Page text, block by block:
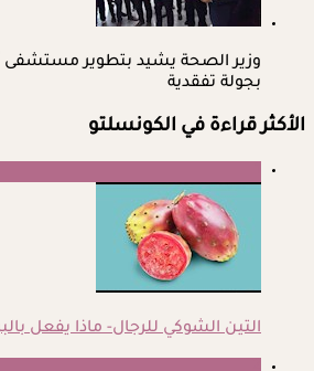
وزير الصحة يشيد بتطوير مستشفى
بجولة تفقدية
الأكثر قراءة في الكونسلتو
التين الشوكي للرجال- ماذا يفعل